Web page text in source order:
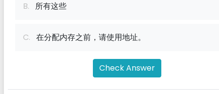
B. 所有这些
C. 在分配内存之前，请使用地址。
Check Answer